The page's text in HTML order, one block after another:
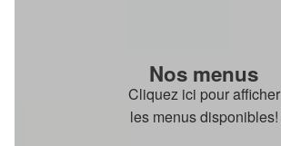
Nos menus
Cliquez ici pour afficher
les menus disponibles!